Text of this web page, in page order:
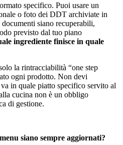
specifico. Puoi usare un
o foto dei DDT archiviate in
siano recuperabili,
previsto dal tuo piano
ingrediente finisce in quale
la rintracciabilità “one step
ogni prodotto. Non devi
in quale piatto specifico servito al
cucina non è un obbligo
di gestione.
siano sempre aggiornati?